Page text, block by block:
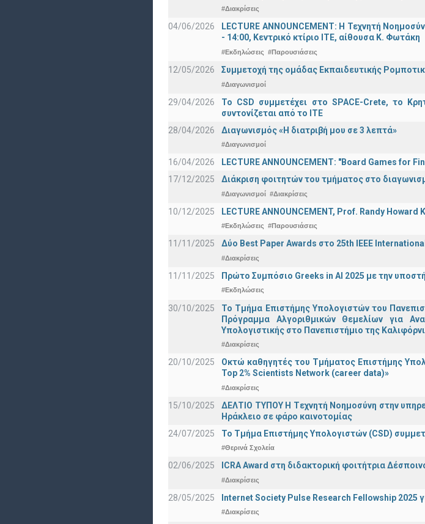
#Διακρίσεις
04/06/2026
LECTURE ANNOUNCEMENT: Η Τεχνητή
- 14:00, Κεντρικό κτίριο ΙΤΕ, αίθουσα Κ. Φωτάκη
#Εκδηλώσεις #Παρουσιάσεις
12/05/2026 Συμμετοχή της ομάδας Εκπαιδευτικής
#Διαγωνισμοί
29/04/2026
Το CSD συμμετέχει στο SPACE-Crete, το
συντονίζεται από το ΙΤΕ
28/04/2026
Διαγωνισμός «Η διατριβή μου σε 3 λεπτά»
#Διαγωνισμοί
16/04/2026
LECTURE ANNOUNCEMENT: "Board Games for
17/12/2025
Διάκριση φοιτητών του τμήματος στο
#Διαγωνισμοί #Διακρίσεις
10/12/2025 LECTURE ANNOUNCEMENT, Prof. Randy
#Εκδηλώσεις #Παρουσιάσεις
11/11/2025 Δύο Best Paper Awards στο 25th IEEE
#Διακρίσεις
11/11/2025 Πρώτο Συμπόσιο Greeks in AI 2025 με την
#Εκδηλώσεις
30/10/2025
Το Τμήμα Επιστήμης Υπολογιστών του
Πρόγραμμα Αλγοριθμικών Θεμελίων για
Υπολογιστικής στο Πανεπιστήμιο της
#Διακρίσεις
20/10/2025
Οκτώ καθηγητές του Τμήματος Επιστήμης
Top 2% Scientists Network (career data)»
#Διακρίσεις
15/10/2025
ΔΕΛΤΙΟ ΤΥΠΟΥ H Tεχνητή Νοημοσύνη στην
Ηράκλειο σε φάρο καινοτομίας
24/07/2025
Το Τμήμα Επιστήμης Υπολογιστών (CSD)
#Θερινά Σχολεία
02/06/2025 ICRA Award στη διδακτορική φοιτήτρια
#Διακρίσεις
28/05/2025 Internet Society Pulse Research Fellowship 2025
#Διακρίσεις